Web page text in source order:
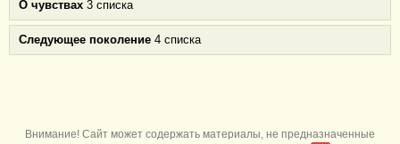
О чувствах 3 списка
Следующее поколение 4 списка
Внимание! Сайт может содержать материалы, не предназначенные